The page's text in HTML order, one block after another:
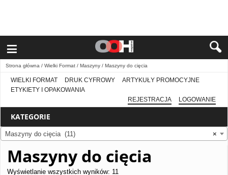
≡
Strona główna / Wielki Format / Maszyny / Maszyny do cięcia
WIELKI FORMAT DRUK CYFROWY
ARTYKUŁY PROMOCYJNE
ETYKIETY I OPAKOWANIA
REJESTRACJA
LOGOWANIE
KATEGORIE
×
Maszyny do cięcia (11)
Maszyny do cięcia
Wyświetlanie wszystkich wyników: 11